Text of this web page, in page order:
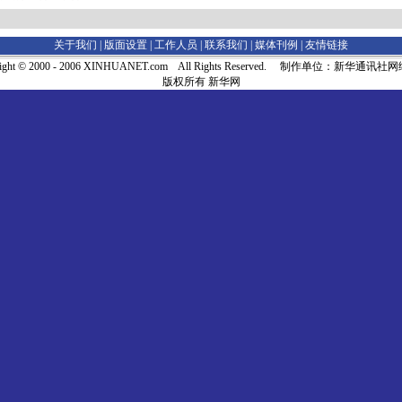
关于我们 | 版面设置 工作人员 联系我们 媒体刊例
友情链接
© 2000 - 2006 XINHUANET.com All Rights Reserved. 制作单位：新华通讯社网
版权所有 新华网